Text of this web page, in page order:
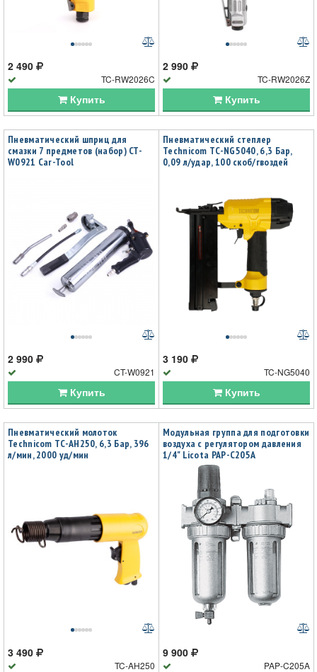
2 490
TC-RW2026C
Купить
2 990
TC-RW2026Z
Купить
Пневматический шприц для
смазки 7 предметов (набор) CT-
W0921 Car-Tool
2 990
CT-W0921
Купить
Пневматический степлер
Technicom TC-NG5040, 6,3 Бар,
0,09 л/удар, 100 скоб/гвоздей
3 190
TC-NG5040
Купить
Пневматический молоток
Technicom TC-AH250, 6,3 Бар, 396
л/мин, 2000 уд/мин
3 490
TC-AH250
Модульная группа для подготовки
воздуха с регулятором давления
1/4" Licota PAP-C205A
9 900
PAP-C205A